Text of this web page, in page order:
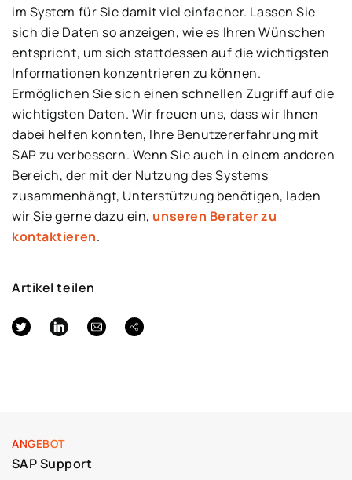
ANGEBOT
SAP Support
im System für Sie damit viel einfacher. Lassen Sie
sich die Daten so anzeigen, wie es Ihren Wünschen
entspricht, um sich stattdessen auf die wichtigsten
Informationen konzentrieren zu können.
Ermöglichen Sie sich einen schnellen Zugriff auf die
wichtigsten Daten. Wir freuen uns, dass wir Ihnen
dabei helfen konnten, Ihre Benutzererfahrung mit
SAP zu verbessern. Wenn Sie auch in einem anderen
Bereich, der mit der Nutzung des Systems
zusammenhängt, Unterstützung benötigen, laden
wir Sie gerne dazu ein, unseren Berater zu
kontaktieren.
Artikel teilen